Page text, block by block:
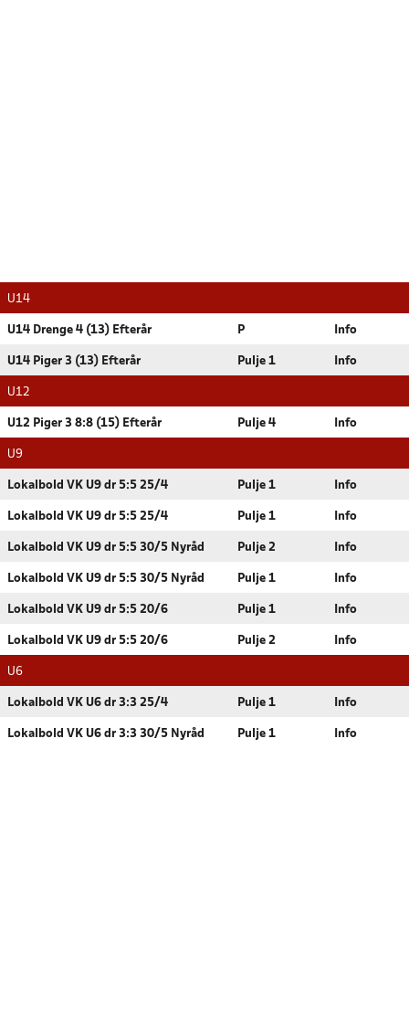
U14
U14 Drenge 4 (13) Efterår P Info
U14 Piger 3 (13) Efterår Pulje 1 Info
U12
U12 Piger 3 8:8 (15) Efterår Pulje 4 Info
U9
Lokalbold VK U9 dr 5:5 25/4 Pulje 1 Info
Lokalbold VK U9 dr 5:5 25/4 Pulje 1 Info
Lokalbold VK U9 dr 5:5 30/5 Nyråd Pulje 2 Info
Lokalbold VK U9 dr 5:5 30/5 Nyråd Pulje 1 Info
Lokalbold VK U9 dr 5:5 20/6 Pulje 1 Info
Lokalbold VK U9 dr 5:5 20/6 Pulje 2 Info
U6
Lokalbold VK U6 dr 3:3 25/4 Pulje 1 Info
Lokalbold VK U6 dr 3:3 30/5 Nyråd Pulje 1 Info